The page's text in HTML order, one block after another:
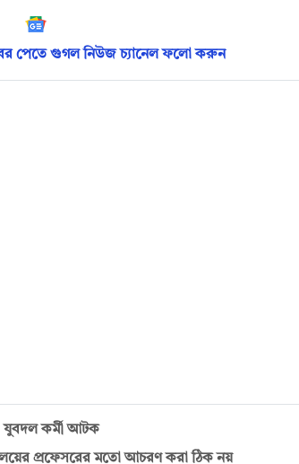
পেতে গুগল নিউজ চ্যানেল ফলো করুন
যুবদল কর্মী আটক
প্রফেসরের মতো আচরণ করা ঠিক নয়